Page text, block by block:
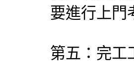
要進行上門
第五：完工